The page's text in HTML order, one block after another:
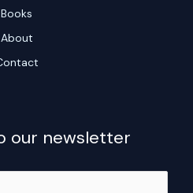
Books
About
our newsletter